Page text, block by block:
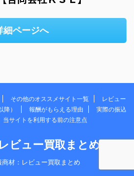
細ページへ
その他のオススメサイト一覧
レビュー
）
報酬がもらえる理由
実際の振込
当サイトを利用する前の注意点
ビュー買取まとめ
材：レビュー買取まとめ